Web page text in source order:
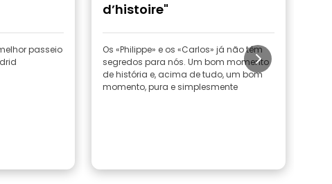
passeio
d’histoire"
Os «Philippe» e os «Carlos» já não têm
segredos para nós. Um bom momento
de história e, acima de tudo, um bom
momento, pura e simplesmente